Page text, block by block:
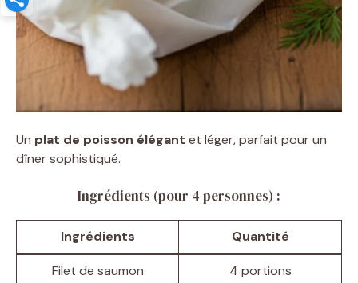
Un plat de poisson élégant et léger, parfait pour un
dîner sophistiqué.
Ingrédients (pour 4 personnes) :
Ingrédients Quantité
Filet de saumon
4 portions